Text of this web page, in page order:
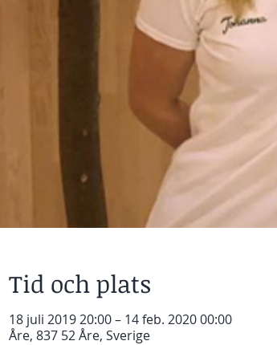
Tid och plats
18 juli 2019 20:00 – 14 feb. 2020 00:00
Åre, 837 52 Åre, Sverige